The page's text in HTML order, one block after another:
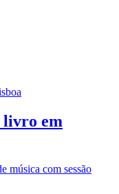
livro em
música com sessão